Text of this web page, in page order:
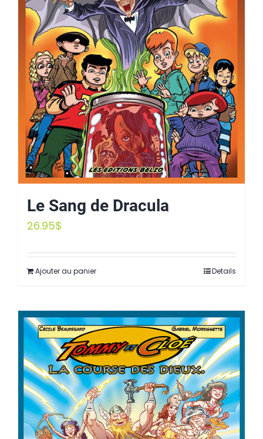
Le Sang de Dracula
26.95$
Ajouter au panier Details